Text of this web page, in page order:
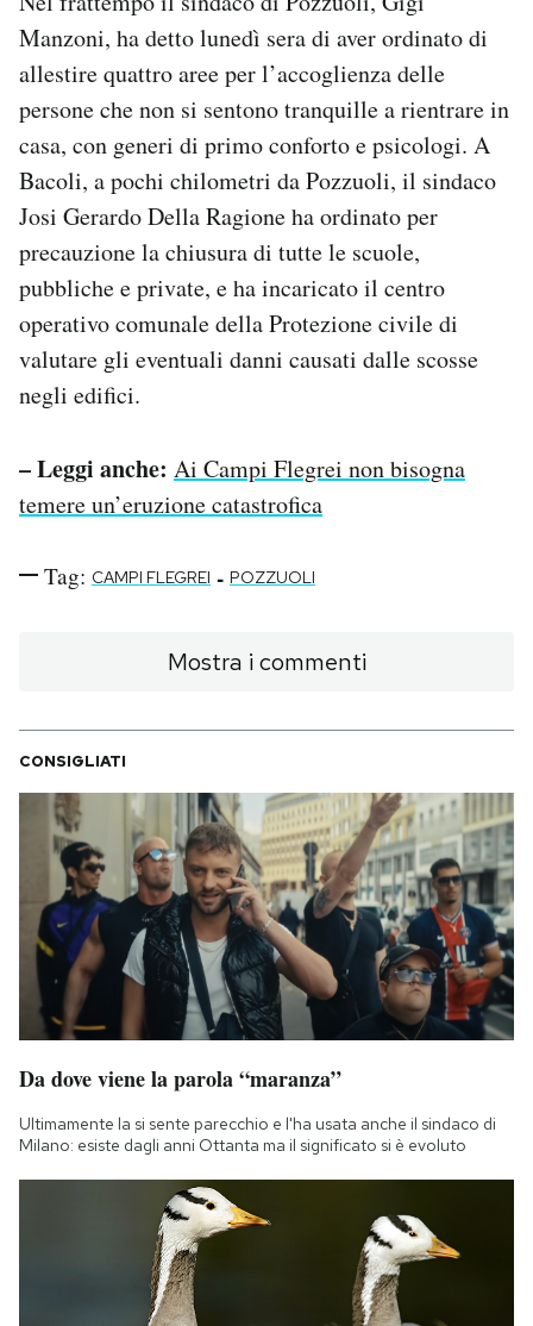
Manzoni, ha detto lunedì sera di aver ordinato di
allestire quattro aree per l’accoglienza delle
persone che non si sentono tranquille a rientrare in
casa, con generi di primo conforto e psicologi. A
Bacoli, a pochi chilometri da Pozzuoli, il sindaco
Josi Gerardo Della Ragione ha ordinato per
precauzione la chiusura di tutte le scuole,
pubbliche e private, e ha incaricato il centro
operativo comunale della Protezione civile di
valutare gli eventuali danni causati dalle scosse
negli edifici.
– Leggi anche: Ai Campi Flegrei non bisogna
temere un’eruzione catastrofica
Tag: CAMPI FLEGREI - POZZUOLI
Mostra i commenti
CONSIGLIATI
Da dove viene la parola “maranza”
Ultimamente la si sente parecchio e l'ha usata anche il sindaco di
Milano: esiste dagli anni Ottanta ma il significato si è evoluto